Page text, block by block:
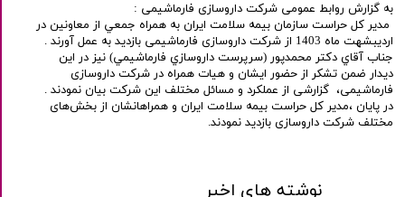
به گزارش روابط عمومی شرکت داروسازی فارماشیمی :
مدير كل حراست سازمان بيمه سلامت ايران به همراه جمعي از معاونين در
اردیبشهت ماه 1403 از شرکت داروسازی فارماشیمی بازدید به عمل آورند .
جناب آقاي دكتر محمدپور (سرپرست داروسازي فارماشيمي) نیز در این
دیدار ضمن تشکر از حضور ایشان و هیات همراه در شرکت داروسازی
فارماشیمی، گزارشی از عملکرد و مسائل مختلف این شرکت بیان نمودند .
در پایان ،مدير كل حراست بيمه سلامت ايران و همراهانشان از بخش‌های
مختلف شرکت داروسازی بازدید نمودند.
نوشته های اخیر